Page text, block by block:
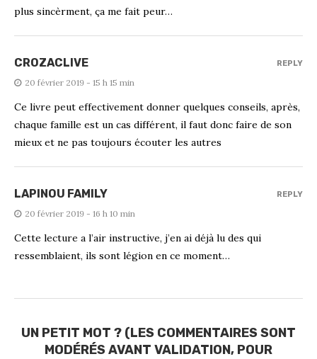
plus sincèrment, ça me fait peur…
CROZACLIVE
20 février 2019 - 15 h 15 min
Ce livre peut effectivement donner quelques conseils, après,
chaque famille est un cas différent, il faut donc faire de son
mieux et ne pas toujours écouter les autres
REPLY
LAPINOU FAMILY
20 février 2019 - 16 h 10 min
Cette lecture a l’air instructive, j’en ai déjà lu des qui
ressemblaient, ils sont légion en ce moment…
REPLY
UN PETIT MOT ? (LES COMMENTAIRES SONT
MODÉRÉS AVANT VALIDATION, POUR